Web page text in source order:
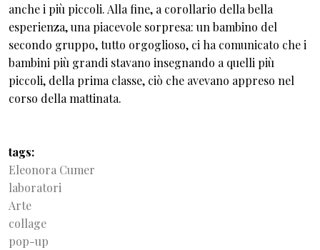
anche i più piccoli. Alla fine, a corollario della bella
esperienza, una piacevole sorpresa: un bambino del
secondo gruppo, tutto orgoglioso, ci ha comunicato che i
bambini più grandi stavano insegnando a quelli più
piccoli, della prima classe, ciò che avevano appreso nel
corso della mattinata.
tags
Eleonora Cumer
laboratori
Arte
collage
pop-up